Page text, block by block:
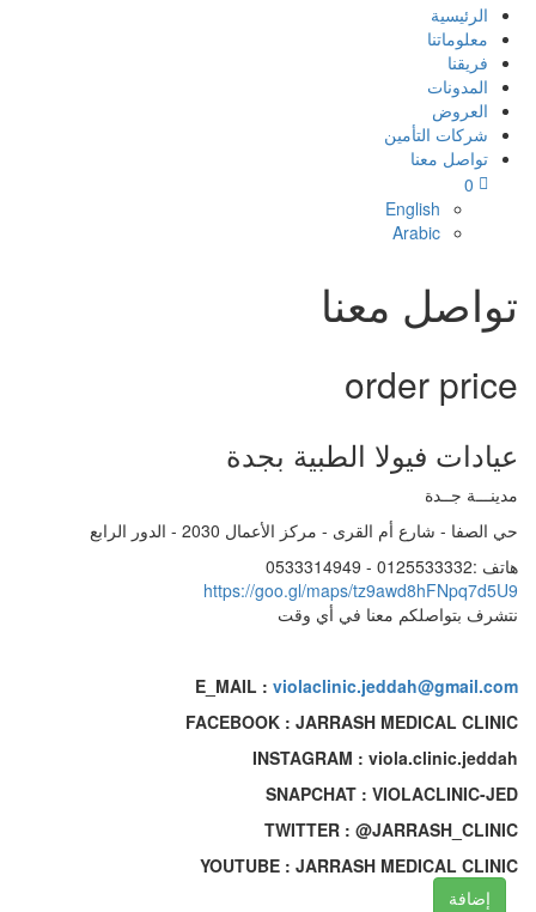
الرئيسية
معلوماتنا
فريقنا
المدونات
العروض
شركات التأمين
تواصل معنا
0
English
Arabic
تواصل معنا
order price
عيادات فيولا الطبية بجدة
مدينـــة جــدة
حي الصفا - شارع أم القرى - مركز الأعمال 2030 - الدور الرابع
هاتف :0125533332 - 0533314949
https://goo.gl/maps/tz9awd8hFNpq7d5U9
نتشرف بتواصلكم معنا في أي وقت
E_MAIL : violaclinic.jeddah@gmail.com
FACEBOOK : JARRASH MEDICAL CLINIC
INSTAGRAM : viola.clinic.jeddah
SNAPCHAT : VIOLACLINIC-JED
TWITTER : @JARRASH_CLINIC
YOUTUBE : JARRASH MEDICAL CLINIC
إضافة